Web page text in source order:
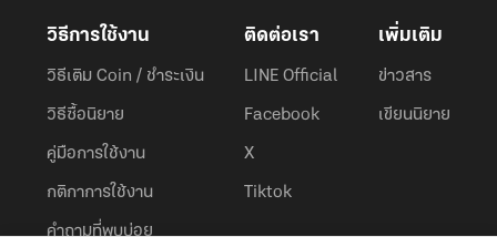
วิธีการใช้งาน
วิธีเติม Coin / ชำระเงิน
วิธีซื้อนิยาย
คู่มือการใช้งาน
กติกาการใช้งาน
คำถามที่พบบ่อย
ติดต่อเรา
LINE Official
Facebook
X
Tiktok
เพิ่มเติม
ข่าวสาร
เขียนนิยาย